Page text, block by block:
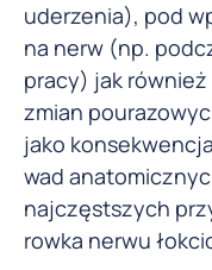
uderzenia), pod
na nerw (np.
pracy) jak
zmian
jako
wad
najczęstszych
rowka nerwu